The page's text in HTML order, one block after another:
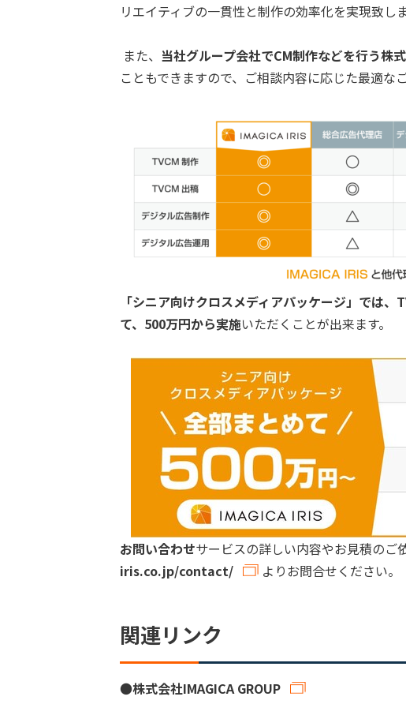
リエイティブの一貫性と制作の効率化を実現致しま
また、 当社グループ会社でCM制作などを行う株
こともできますので、ご相談内容に応じた最適な
「シニア向けクロスメディアパッケージ」では
て、500万円から実施いただくことが出来ます。
お問い合わせサービスの詳しい内容やお見積のご
iris.co.jp/contact/
よりお問合せください。
関連リンク
●株式会社IMAGICA GROUP